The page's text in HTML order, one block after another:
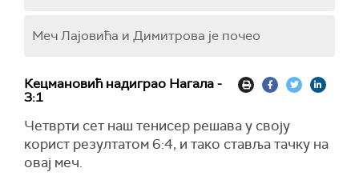
Меч Лајовића и Димитрова је почео
Кецмановић надиграо Нагала -
3:1
Четврти сет наш тенисер решава у своју
корист резултатом 6:4, и тако ставља тачку на
овај меч.